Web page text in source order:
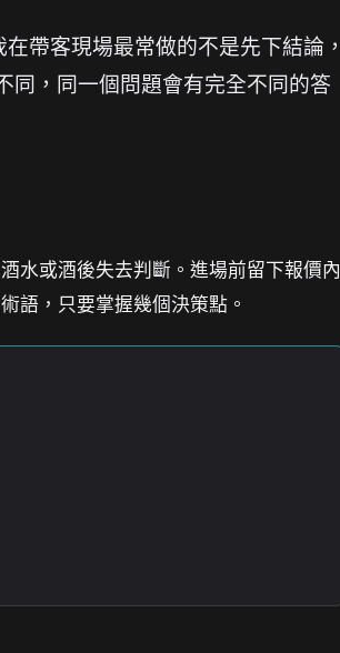
帶客現場最常做的不是先下結論，
同，同一個問題會有完全不同的答
水或酒後失去判斷。進場前留下報價內
語，只要掌握幾個決策點。